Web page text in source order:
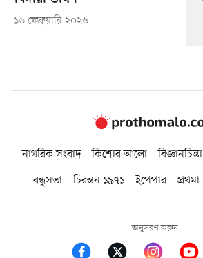
১৬ ফেব্রুয়ারি ২০২৬
নাগরিক সংবাদ কিশোর আলো বিজ্ঞানচিন্তা
বন্ধুসভা
চিরন্তন ১৯৭১ ইপেপার প্রথমা
অনুসরণ করুন